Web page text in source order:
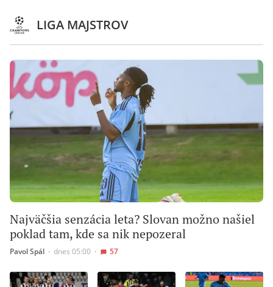
LIGA MAJSTROV
Najväčšia senzácia leta? Slovan možno našiel
poklad tam, kde sa nik nepozeral
Pavol Spál ∙ dnes 05:00 ∙ 57